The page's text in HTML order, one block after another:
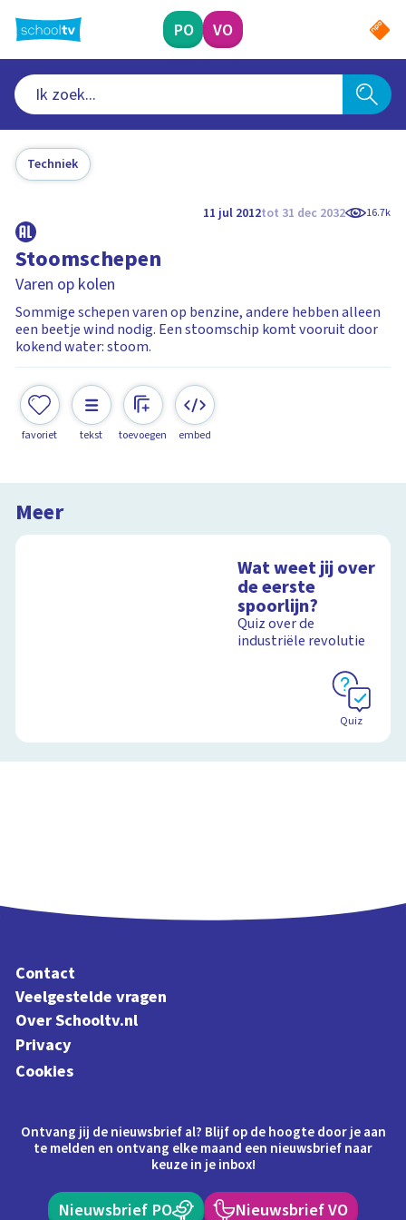
naar
hoofdinhoud
PO VO
Techniek
11 jul 2012tot 31 dec 2032 16.7k
Stoomschepen
Varen op kolen
Sommige schepen varen op benzine, andere hebben alleen
een beetje wind nodig. Een stoomschip komt vooruit door
kokend water: stoom.
favoriet tekst toevoegen embed
Meer
Wat weet jij over
de eerste
spoorlijn?
Quiz over de
industriële revolutie
Quiz
Contact
Veelgestelde vragen
Over Schooltv.nl
Privacy
Cookies
Ontvang jij de nieuwsbrief al? Blijf op de hoogte door je aan
te melden en ontvang elke maand een nieuwsbrief naar
keuze in je inbox!
Nieuwsbrief PO Nieuwsbrief VO